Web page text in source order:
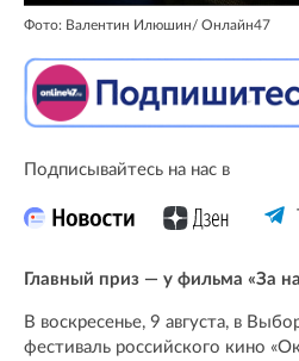
Фото: Валентин Илюшин/ Oнлайн47
Подписывайтесь на нас в
Главный приз — у фильма «За
В воскресенье, 9 августа, в
фестиваль российского кино